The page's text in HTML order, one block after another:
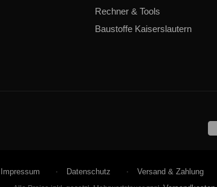
Rechner & Tools
Baustoffe Kaiserslautern
Impressum Datenschutz Versand & Zahlung